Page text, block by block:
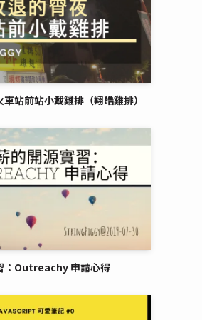
站前站小戴雞排（翔皓雞排）
：Outreachy 申請心得